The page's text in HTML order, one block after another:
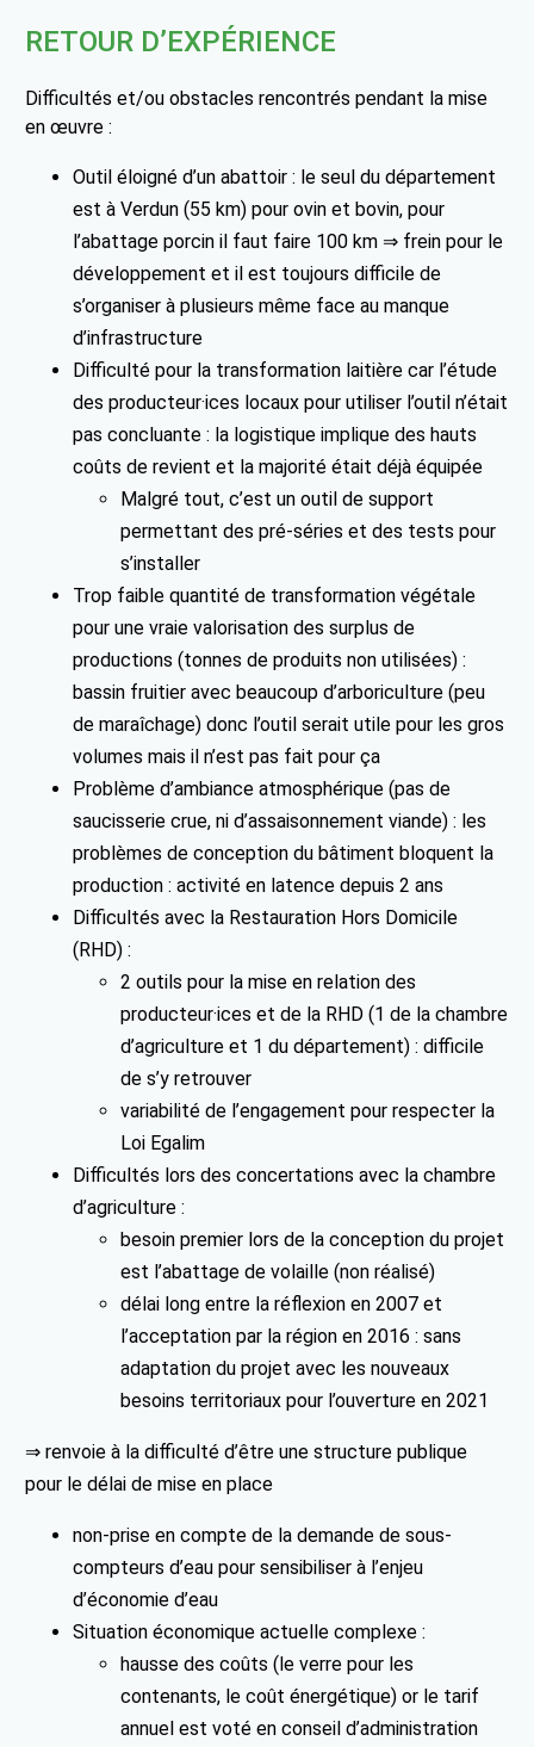
RETOUR D’EXPÉRIENCE
Difficultés et/ou obstacles rencontrés pendant la mise
en œuvre :
Outil éloigné d’un abattoir : le seul du département
est à Verdun (55 km) pour ovin et bovin, pour
l’abattage porcin il faut faire 100 km ⇒ frein pour le
développement et il est toujours difficile de
s’organiser à plusieurs même face au manque
d’infrastructure
Difficulté pour la transformation laitière car l’étude
des producteur·ices locaux pour utiliser l’outil n’était
pas concluante : la logistique implique des hauts
coûts de revient et la majorité était déjà équipée
Malgré tout, c’est un outil de support
permettant des pré-séries et des tests pour
s’installer
Trop faible quantité de transformation végétale
pour une vraie valorisation des surplus de
productions (tonnes de produits non utilisées) :
bassin fruitier avec beaucoup d’arboriculture (peu
de maraîchage) donc l’outil serait utile pour les gros
volumes mais il n’est pas fait pour ça
Problème d’ambiance atmosphérique (pas de
saucisserie crue, ni d’assaisonnement viande) : les
problèmes de conception du bâtiment bloquent la
production : activité en latence depuis 2 ans
Difficultés avec la Restauration Hors Domicile
(RHD) :
2 outils pour la mise en relation des
producteur·ices et de la RHD (1 de la chambre
d’agriculture et 1 du département) : difficile
de s’y retrouver
variabilité de l’engagement pour respecter la
Loi Egalim
Difficultés lors des concertations avec la chambre
d’agriculture :
besoin premier lors de la conception du projet
est l’abattage de volaille (non réalisé)
délai long entre la réflexion en 2007 et
l’acceptation par la région en 2016 : sans
adaptation du projet avec les nouveaux
besoins territoriaux pour l’ouverture en 2021
⇒ renvoie à la difficulté d’être une structure publique
pour le délai de mise en place
non-prise en compte de la demande de sous-
compteurs d’eau pour sensibiliser à l’enjeu
d’économie d’eau
Situation économique actuelle complexe :
hausse des coûts (le verre pour les
contenants, le coût énergétique) or le tarif
annuel est voté en conseil d’administration